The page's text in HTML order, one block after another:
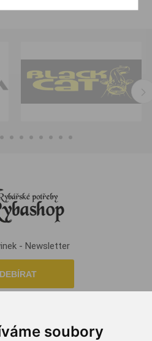
soubory
- Newsletter